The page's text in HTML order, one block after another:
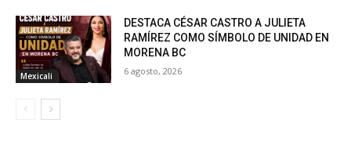
Mexicali
DESTACA CÉSAR CASTRO A JULIETA
RAMÍREZ COMO SÍMBOLO DE UNIDAD EN
MORENA BC
6 agosto, 2026